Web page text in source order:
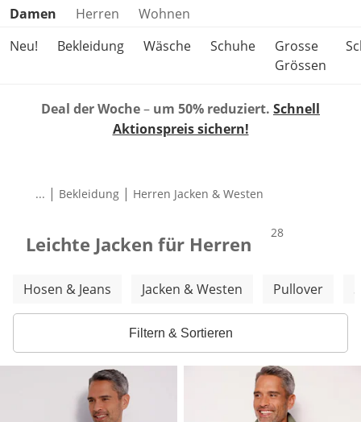
Produktkategorien überspringen
Damen Herren
Wohnen
Neu!
Bekleidung Wäsche Schuhe
Grosse
Grössen
Deal der Woche– um 50% reduziert. Schnell
Aktionspreis sichern!
... | Bekleidung | Herren Jacken & Westen
Leichte Jacken für Herren Produkte
28
Weitere Kategorien überspringen
Hosen & Jeans Jacken & Westen Pullover
Filtern & Sortieren